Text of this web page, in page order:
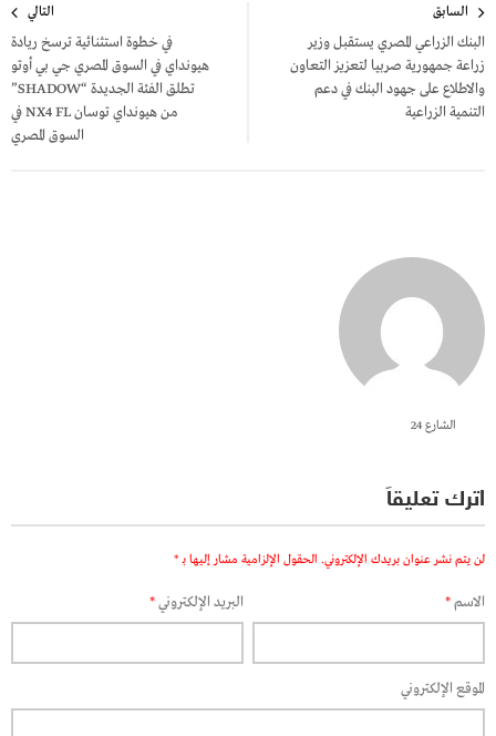
المقالات
السابق
البنك الزراعي المصري يستقبل وزير
زراعة جمهورية صربيا لتعزيز التعاون
والاطلاع على جهود البنك في دعم
التنمية الزراعية
التالي
في خطوة استثنائية ترسخ ريادة
هيونداي في السوق المصري جي بي أوتو
تطلق الفئة الجديدة “SHADOW”
من هيونداي توسان NX4 FL في
السوق المصري
الشارع 24
اترك تعليقاً
لن يتم نشر عنوان بريدك الإلكتروني. الحقول الإلزامية مشار إليها بـ *
الاسم* البريد الإلكتروني*
الموقع الإلكتروني